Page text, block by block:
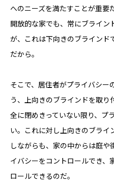
へのニーズを満たすことが重要
開放的な家でも、常にブライ
が、これは下向きのブラインド
だから。
そこで、居住者がプライバシー
う、上向きのブラインドを取
全に閉めきっていない限り、プ
い。これに対し上向きのブライ
しながらも、家の中からは庭や
イバシーをコントロールでき、
ロールできるのだ。